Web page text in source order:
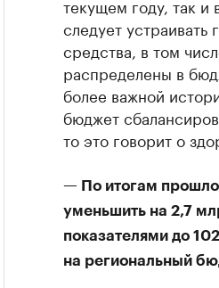
текущем году, так
следует
средства, в том
распределены в
более важной
бюджет
то это говорит о
— По итогам
уменьшить на 2,7
показателями до
на региональный